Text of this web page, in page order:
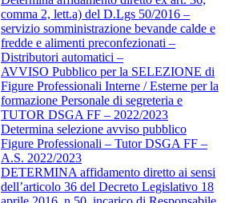
comma 2, lett.a) del D.Lgs 50/2016 –
servizio somministrazione bevande calde e
fredde e alimenti preconfezionati –
Distributori automatici –
AVVISO Pubblico per la SELEZIONE di
Figure Professionali Interne / Esterne per la
formazione Personale di segreteria e
TUTOR DSGA FF – 2022/2023
Determina selezione avviso pubblico
Figure Professionali – Tutor DSGA FF –
A.S. 2022/2023
DETERMINA affidamento diretto ai sensi
dell’articolo 36 del Decreto Legislativo 18